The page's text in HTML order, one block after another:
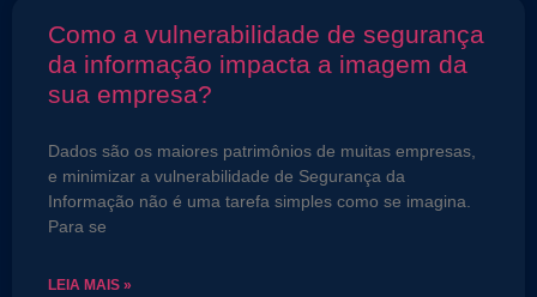
Como a vulnerabilidade de segurança
da informação impacta a imagem da
sua empresa?
Dados são os maiores patrimônios de muitas empresas,
e minimizar a vulnerabilidade de Segurança da
Informação não é uma tarefa simples como se imagina.
Para se
LEIA MAIS »